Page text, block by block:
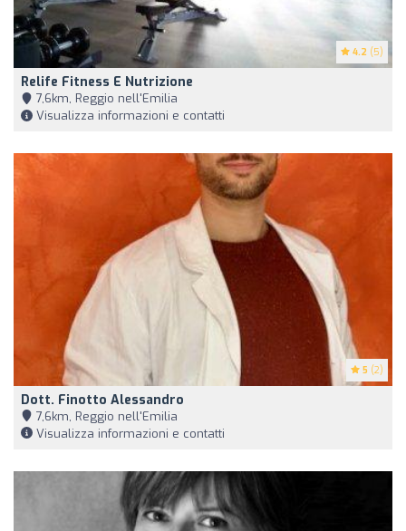
4.2 (5)
Relife Fitness E Nutrizione
7,6km, Reggio nell'Emilia
Visualizza informazioni e contatti
5 (2)
Dott. Finotto Alessandro
7,6km, Reggio nell'Emilia
Visualizza informazioni e contatti